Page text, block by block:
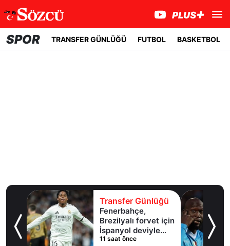
SPOR TRANSFER GÜNLÜĞÜ FUTBOL BASKETBOL
Transfer Günlüğü
Fenerbahçe,
Brezilyalı forvet için
İspanyol deviyle
masaya oturdu!
11 saat önce